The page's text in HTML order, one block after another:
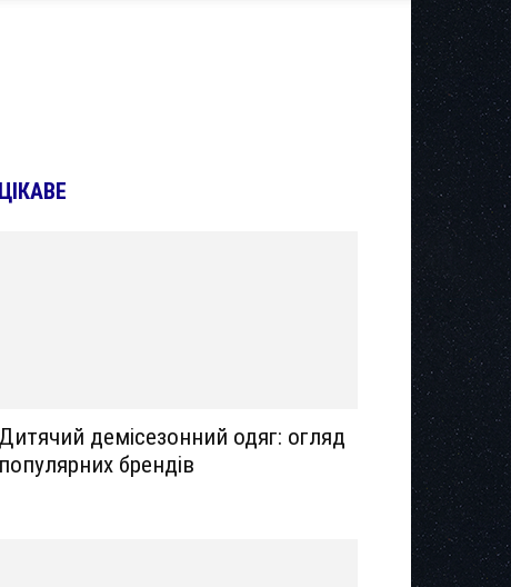
ЦІКАВЕ
Дитячий демісезонний одяг: огляд
популярних брендів